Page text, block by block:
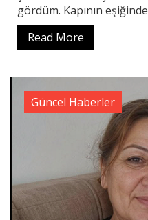
gördüm. Kapının eşiğinde
Read More
Güncel Haberler